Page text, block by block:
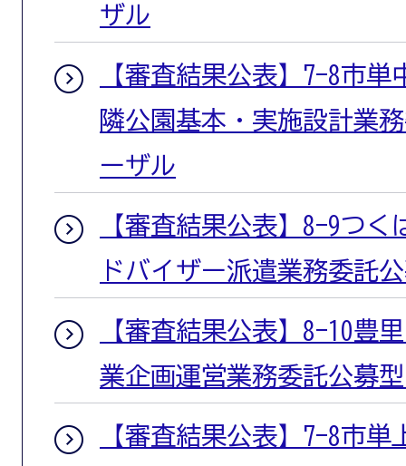
ザル
【審査結果公表】7-8市単
隣公園基本・実施設計業
ーザル
【審査結果公表】8-9つ
ドバイザー派遣業務委託
【審査結果公表】8-10豊
業企画運営業務委託公募
【審査結果公表】7-8市単